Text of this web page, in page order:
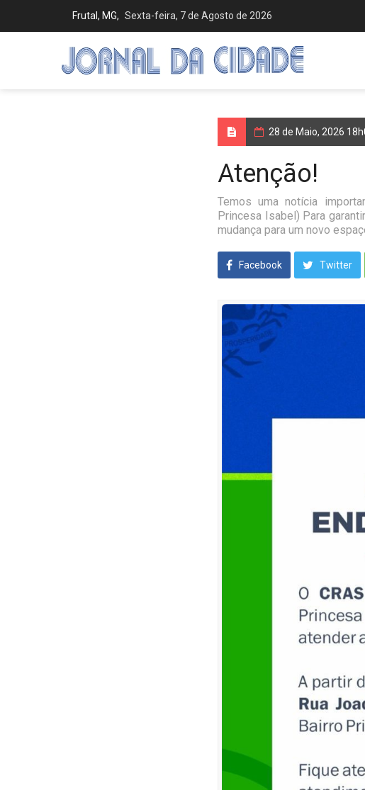
Frutal, MG, Sexta-feira, 7 de Agosto de 2026
28 de Maio, 2026
Atenção!
Temos uma notícia
Princesa Isabel) Para
mudança para um novo
Facebook Twitter